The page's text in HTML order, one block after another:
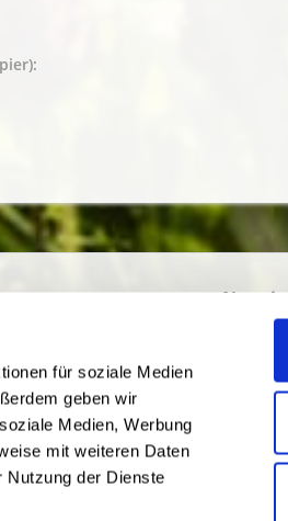
für soziale Medien
geben wir
Medien, Werbung
mit weiteren Daten
Nutzung der Dienste
Lieferanten
Lieferanten
des Lieferanten